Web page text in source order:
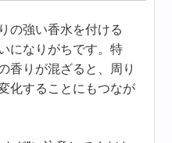
の強い香水を付ける
になりがちです。特
香りが混ざると、周り
化することにもつなが